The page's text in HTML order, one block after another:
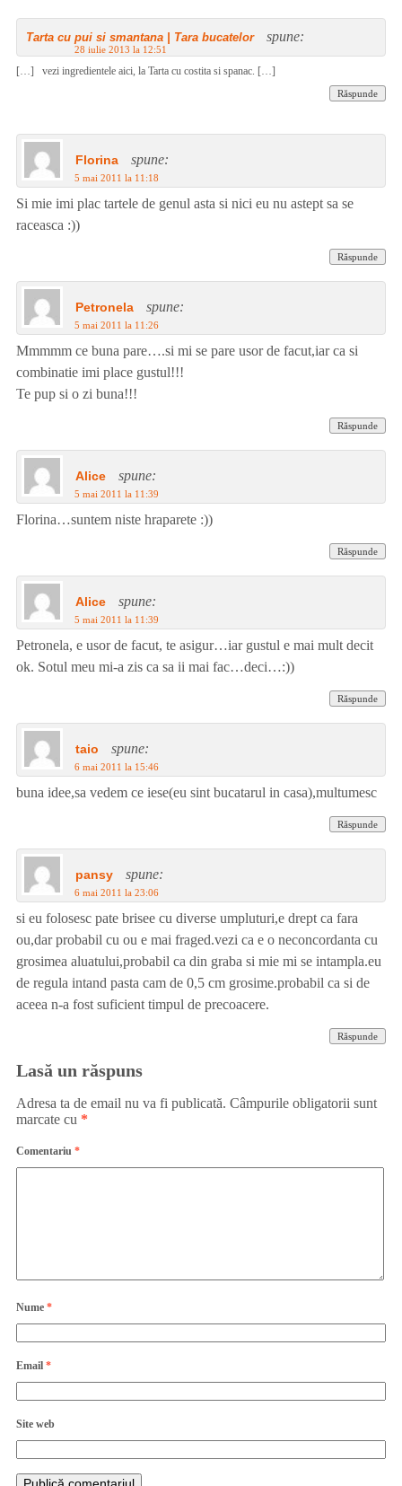
Tarta cu pui si smantana | Tara bucatelor spune:
28 iulie 2013 la 12:51
[…] vezi ingredientele aici, la Tarta cu costita si spanac. […]
Răspunde
Florina spune:
5 mai 2011 la 11:18
Si mie imi plac tartele de genul asta si nici eu nu astept sa se
raceasca :))
Răspunde
Petronela spune:
5 mai 2011 la 11:26
Mmmmm ce buna pare….si mi se pare usor de facut,iar ca si
combinatie imi place gustul!!!
Te pup si o zi buna!!!
Răspunde
Alice spune:
5 mai 2011 la 11:39
Florina…suntem niste hraparete :))
Răspunde
Alice spune:
5 mai 2011 la 11:39
Petronela, e usor de facut, te asigur…iar gustul e mai mult decit
ok. Sotul meu mi-a zis ca sa ii mai fac…deci…:))
Răspunde
taio spune:
6 mai 2011 la 15:46
buna idee,sa vedem ce iese(eu sint bucatarul in casa),multumesc
Răspunde
pansy spune:
6 mai 2011 la 23:06
si eu folosesc pate brisee cu diverse umpluturi,e drept ca fara
ou,dar probabil cu ou e mai fraged.vezi ca e o neconcordanta cu
grosimea aluatului,probabil ca din graba si mie mi se intampla.eu
de regula intand pasta cam de 0,5 cm grosime.probabil ca si de
aceea n-a fost suficient timpul de precoacere.
Răspunde
Lasă un răspuns
Adresa ta de email nu va fi publicată. Câmpurile obligatorii sunt
marcate cu *
Comentariu *
Nume *
Email *
Site web